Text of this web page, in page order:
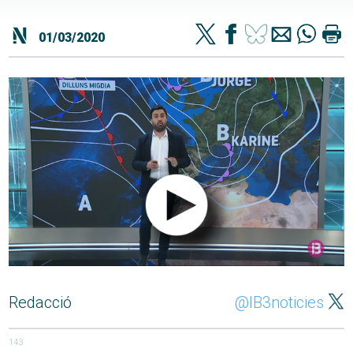
01/03/2020
Redacció @IB3noticies
143